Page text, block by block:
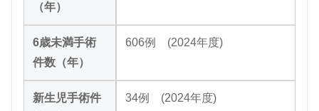
（年）
6歳未満手術
件数（年）
606例 (2024年度)
新生児手術件
34例 (2024年度)